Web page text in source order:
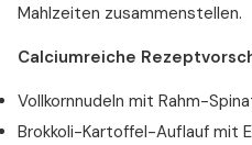
Mahlzeiten zusammenstellen.
Calciumreiche
Vollkornnudeln mit Rahm-
Brokkoli-Kartoffel-Auflauf mit